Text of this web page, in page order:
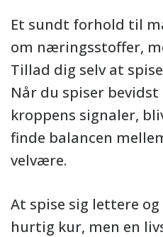
Et sundt forhold til
om næringsstoffer,
Tillad dig selv at
Når du spiser
kroppens signaler,
finde balancen
velvære.
At spise sig lettere
hurtig kur, men en